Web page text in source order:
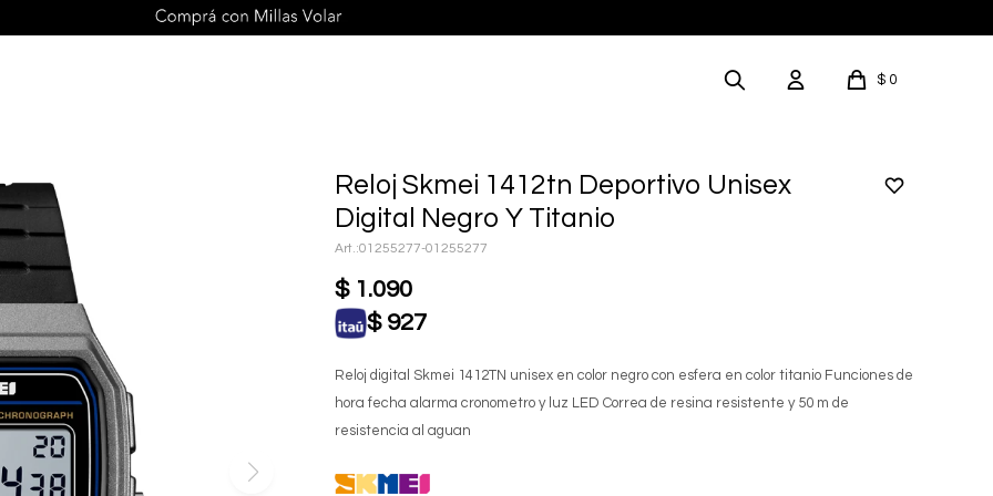
$ 0
Reloj Skmei 1412tn Deportivo Unisex
Digital Negro Y Titanio
01255277-01255277
$ 1.090
$ 927
Reloj digital Skmei 1412TN unisex en color negro con esfera en color titanio Funciones de
hora fecha alarma cronometro y luz LED Correa de resina resistente y 50 m de
resistencia al aguan